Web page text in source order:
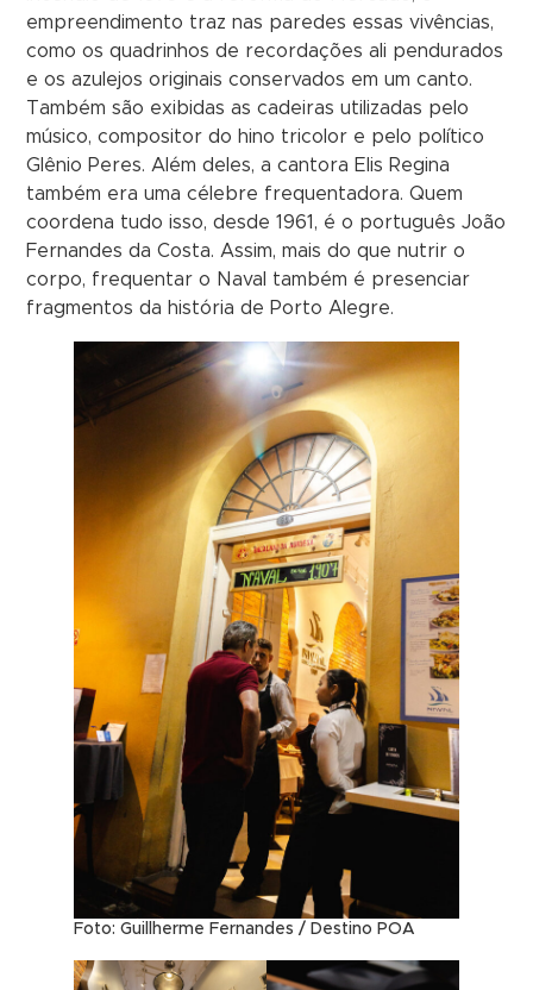
empreendimento traz nas paredes essas vivências,
como os quadrinhos de recordações ali pendurados
e os azulejos originais conservados em um canto.
Também são exibidas as cadeiras utilizadas pelo
músico, compositor do hino tricolor e pelo político
Glênio Peres. Além deles, a cantora Elis Regina
também era uma célebre frequentadora. Quem
coordena tudo isso, desde 1961, é o português João
Fernandes da Costa. Assim, mais do que nutrir o
corpo, frequentar o Naval também é presenciar
fragmentos da história de Porto Alegre.
Foto: Guillherme Fernandes / Destino POA